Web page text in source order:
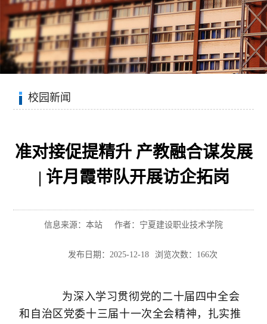
校园新闻
准对接促提精升 产教融合谋发展
| 许月霞带队开展访企拓岗
信息来源：本站 作者：宁夏建设职业技术学院
发布日期：2025-12-18 浏览次数： 166次
为深入学习贯彻党的二十届四中全会
和自治区党委十三届十一次全会精神，扎实推